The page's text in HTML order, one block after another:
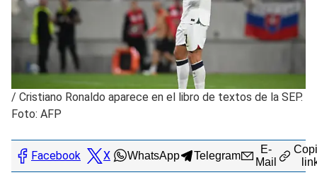
/ Cristiano Ronaldo aparece en el libro de textos de la SEP.
Foto: AFP
Facebook X WhatsApp Telegram
E-
Mail